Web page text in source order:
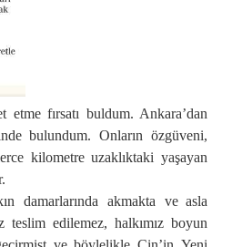
etme fırsatı buldum. Ankara’dan
bulundum. Onların özgüveni,
kilometre uzaklıktaki yaşayan
.
damarlarında akmakta ve asla
teslim edilemez, halkımız boyun